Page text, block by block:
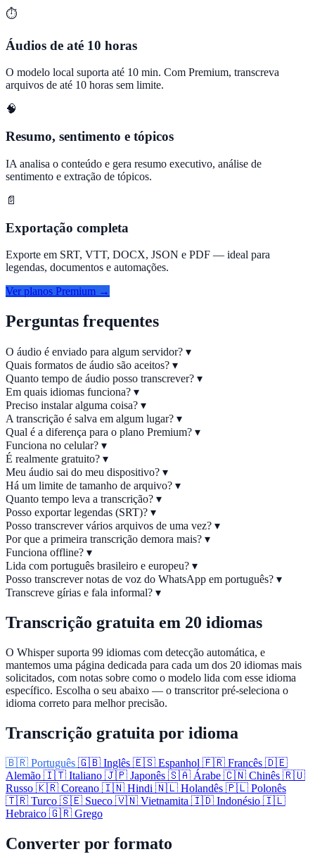
⏱️
Áudios de até 10 horas
O modelo local suporta até 10 min. Com Premium, transcreva
arquivos de até 10 horas sem limite.
🧠
Resumo, sentimento e tópicos
IA analisa o conteúdo e gera resumo executivo, análise de
sentimento e extração de tópicos.
📄
Exportação completa
Exporte em SRT, VTT, DOCX, JSON e PDF — ideal para
legendas, documentos e automações.
Ver planos Premium →
Perguntas frequentes
O áudio é enviado para algum servidor? ▾
Quais formatos de áudio são aceitos? ▾
Quanto tempo de áudio posso transcrever? ▾
Em quais idiomas funciona? ▾
Preciso instalar alguma coisa? ▾
A transcrição é salva em algum lugar? ▾
Qual é a diferença para o plano Premium? ▾
Funciona no celular? ▾
É realmente gratuito? ▾
Meu áudio sai do meu dispositivo? ▾
Há um limite de tamanho de arquivo? ▾
Quanto tempo leva a transcrição? ▾
Posso exportar legendas (SRT)? ▾
Posso transcrever vários arquivos de uma vez? ▾
Por que a primeira transcrição demora mais? ▾
Funciona offline? ▾
Lida com português brasileiro e europeu? ▾
Posso transcrever notas de voz do WhatsApp em português? ▾
Transcreve gírias e fala informal? ▾
Transcrição gratuita em 20 idiomas
O Whisper suporta 99 idiomas com detecção automática, e
mantemos uma página dedicada para cada um dos 20 idiomas mais
solicitados, com notas sobre como o modelo lida com esse idioma
específico. Escolha o seu abaixo — o transcritor pré-seleciona o
idioma correto para melhor precisão.
Transcrição gratuita por idioma
🇧🇷 Português 🇬🇧 Inglês 🇪🇸 Espanhol 🇫🇷 Francês 🇩🇪
Alemão 🇮🇹 Italiano 🇯🇵 Japonês 🇸🇦 Árabe 🇨🇳 Chinês 🇷🇺
Russo 🇰🇷 Coreano 🇮🇳 Hindi 🇳🇱 Holandês 🇵🇱 Polonês
🇹🇷 Turco 🇸🇪 Sueco 🇻🇳 Vietnamita 🇮🇩 Indonésio 🇮🇱
Hebraico 🇬🇷 Grego
Converter por formato